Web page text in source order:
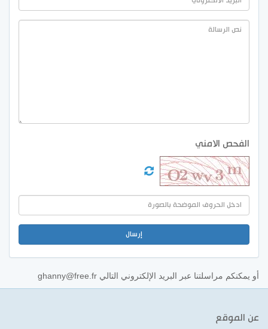
الفحص الامني
أو يمكنكم مراسلتنا عبر البريد الإلكتروني التالي ghanny@free.fr
عن الموقع